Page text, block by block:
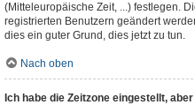
(Mitteleuropäische Zeit, ...) festlegen.
registrierten Benutzern geändert
dies ein guter Grund, dies jetzt zu tun.
Nach oben
Ich habe die Zeitzone eingestellt,